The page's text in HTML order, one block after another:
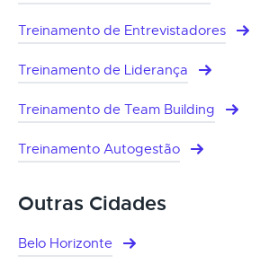
Treinamento de Entrevistadores
Treinamento de Liderança
Treinamento de Team Building
Treinamento Autogestão
Outras Cidades
Belo Horizonte